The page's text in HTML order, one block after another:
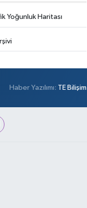
Yoğunluk Haritası
Haber Yazılımı: TE Bilişim